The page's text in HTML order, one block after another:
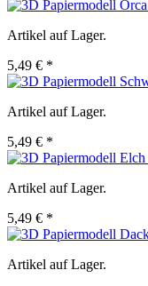
Artikel auf Lager.
5,49 € *
Artikel auf Lager.
5,49 € *
Artikel auf Lager.
5,49 € *
Artikel auf Lager.